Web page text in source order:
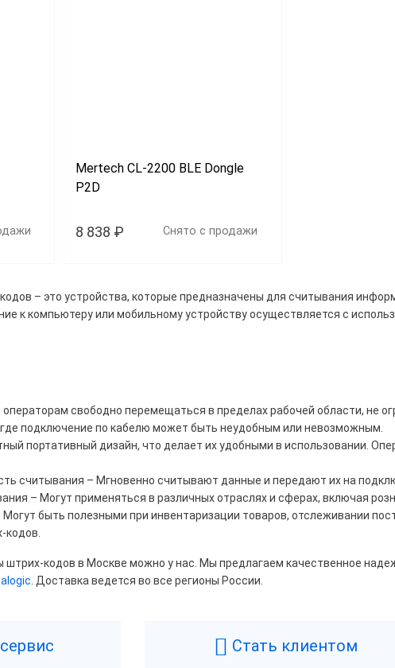
Mertech CL-2200 BLE Dongle
P2D
8 838 ₽ Снято с продажи
Цена
Все Дешевле 7 723 ₽
Бренд
Honeywell MERTECH
PayTor VMC
– это устройства, которые предназначены для считывания
к компьютеру или мобильному устройству осуществляется с
свободно перемещаться в пределах рабочей области, не
подключение по кабелю может быть неудобным или невозможным.
портативный дизайн, что делает их удобными в использовании.
считывания – Мгновенно считывают данные и передают их на
– Могут применяться в различных отраслях и сферах, включая
Могут быть полезными при инвентаризации товаров, отслеживании
кодов.
штрих-кодов в Москве можно у нас. Мы предлагаем качественное
. Доставка ведется во все регионы России.
Стать клиентом